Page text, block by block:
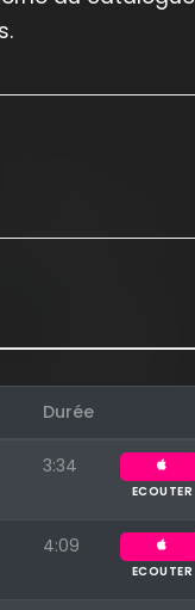
Durée
3:34
ECOUTER
4:09
ECOUTER